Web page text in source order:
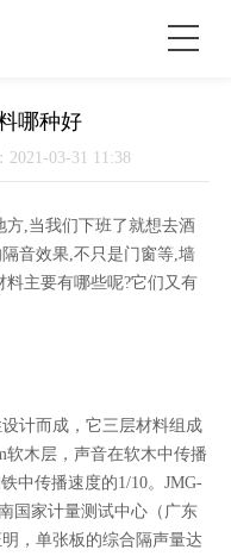
哪种好
03-31 11:38
,当我们下班了就想去酒
音效果,不只是门窗等,墙
主要有哪些呢?它们又有
计而成，它三层材料组成
软木层，声音在软木中传播
中传播速度的1/10。JMG-
国家计量测试中心（广东
，单张板的综合隔声量达